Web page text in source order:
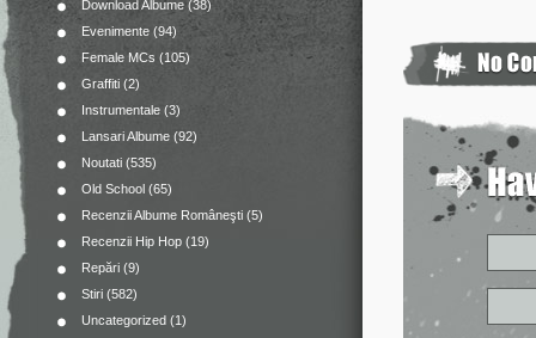
Download Albume (38)
Evenimente (94)
Female MCs (105)
Graffiti (2)
Instrumentale (3)
Lansari Albume (92)
Noutati (535)
Old School (65)
Recenzii Albume Româneşti (5)
Recenzii Hip Hop (19)
Repări (9)
Stiri (582)
Uncategorized (1)